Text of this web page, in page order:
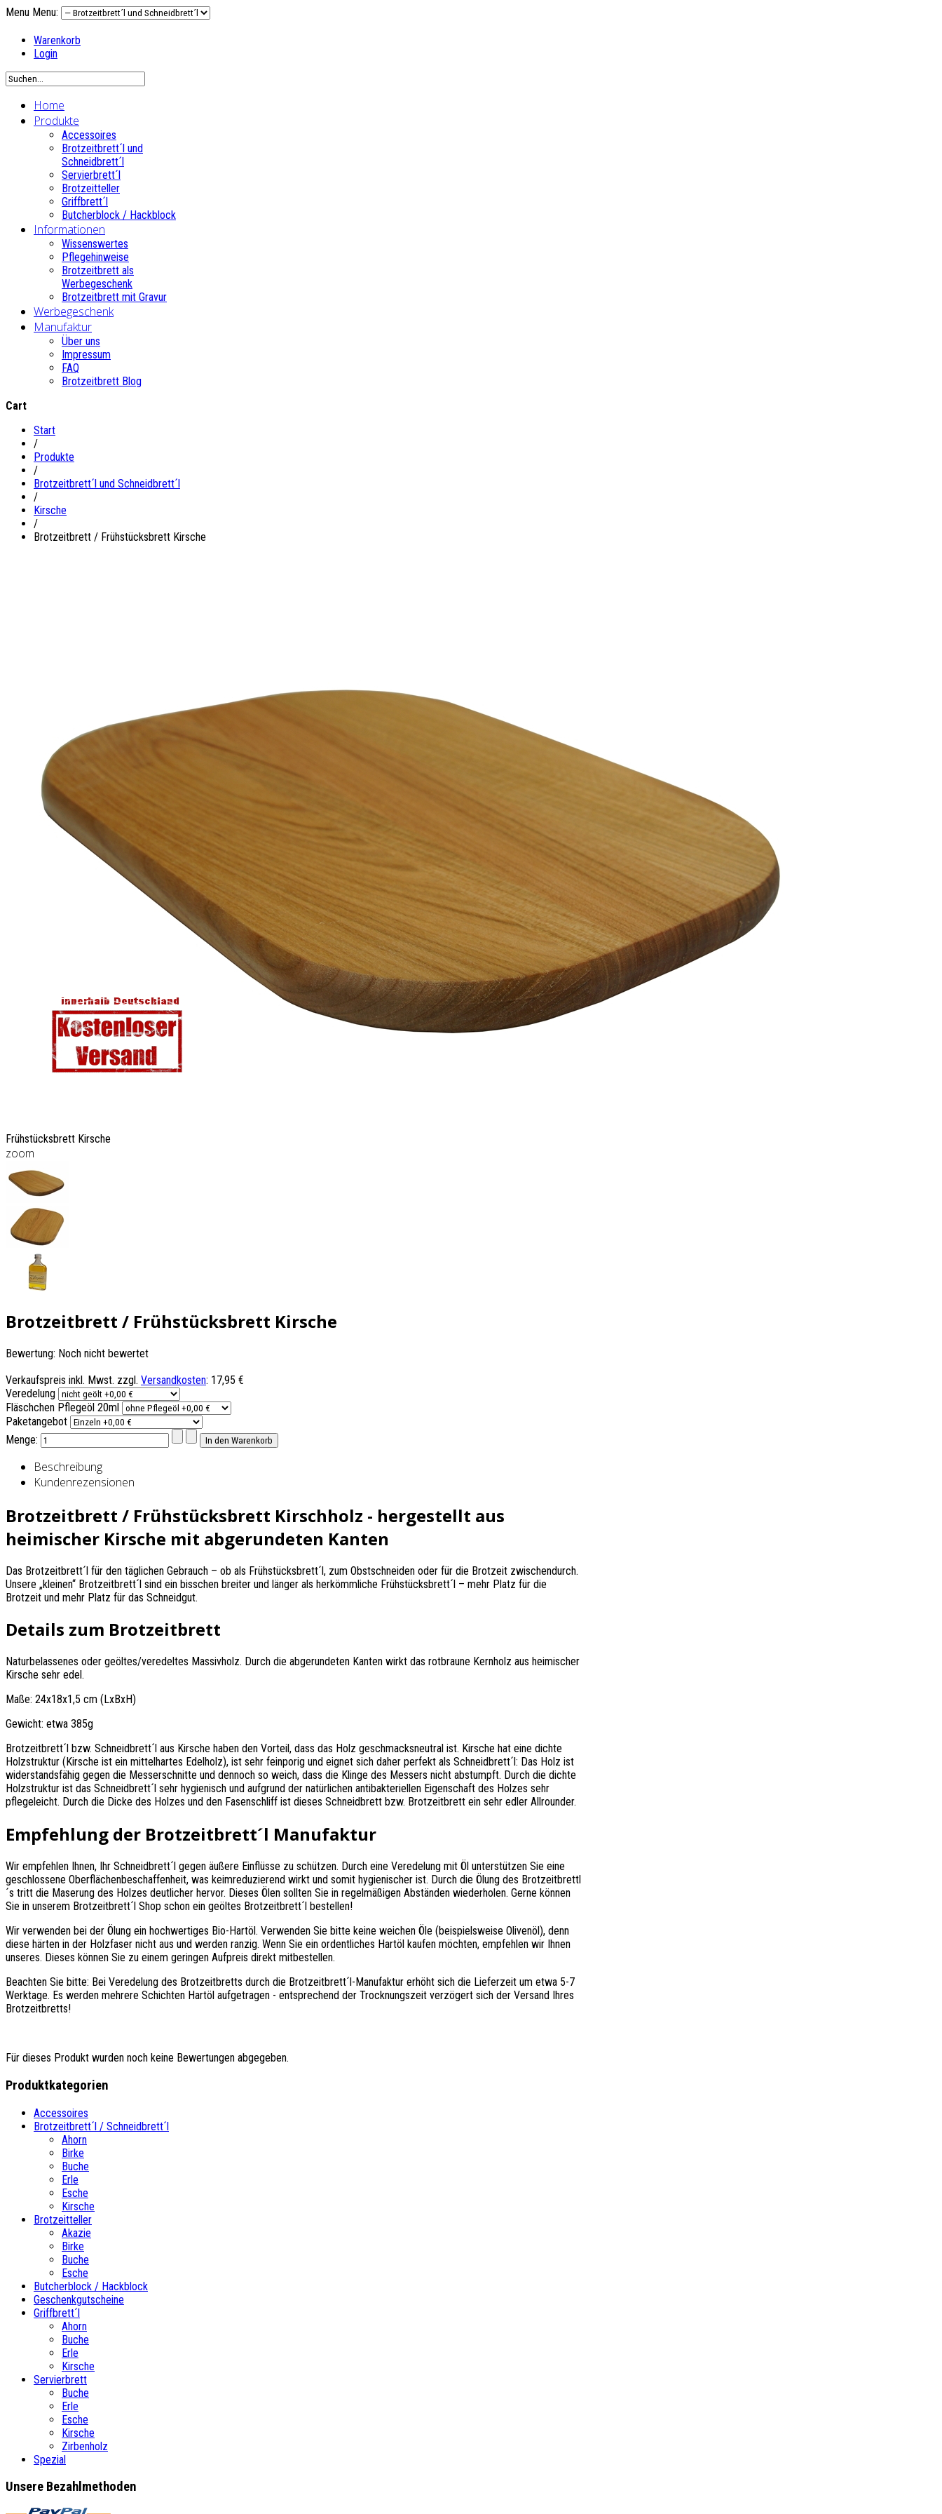
Menu Menu:
Warenkorb
Login
Home
Produkte
Accessoires
Brotzeitbrett´l und
Schneidbrett´l
Servierbrett´l
Brotzeitteller
Griffbrett´l
Butcherblock / Hackblock
Informationen
Wissenswertes
Pflegehinweise
Brotzeitbrett als
Werbegeschenk
Brotzeitbrett mit Gravur
Werbegeschenk
Manufaktur
Über uns
Impressum
FAQ
Brotzeitbrett Blog
Cart
Start
/
Produkte
/
Brotzeitbrett´l und Schneidbrett´l
/
Kirsche
/
Brotzeitbrett / Frühstücksbrett Kirsche
Frühstücksbrett Kirsche
zoom
Brotzeitbrett / Frühstücksbrett Kirsche
Bewertung: Noch nicht bewertet
Verkaufspreis inkl. Mwst. zzgl. Versandkosten: 17,95 €
Veredelung
Fläschchen Pflegeöl 20ml
Paketangebot
Menge:
Beschreibung
Kundenrezensionen
Brotzeitbrett / Frühstücksbrett Kirschholz - hergestellt aus
heimischer Kirsche mit abgerundeten Kanten
Das Brotzeitbrett´l für den täglichen Gebrauch – ob als Frühstücksbrett´l, zum Obstschneiden oder für die Brotzeit zwischendurch.
Unsere „kleinen“ Brotzeitbrett´l sind ein bisschen breiter und länger als herkömmliche Frühstücksbrett´l – mehr Platz für die
Brotzeit und mehr Platz für das Schneidgut.
Details zum Brotzeitbrett
Naturbelassenes oder geöltes/veredeltes Massivholz. Durch die abgerundeten Kanten wirkt das rotbraune Kernholz aus heimischer
Kirsche sehr edel.
Maße: 24x18x1,5 cm (LxBxH)
Gewicht: etwa 385g
Brotzeitbrett´l bzw. Schneidbrett´l aus Kirsche haben den Vorteil, dass das Holz geschmacksneutral ist. Kirsche hat eine dichte
Holzstruktur (Kirsche ist ein mittelhartes Edelholz), ist sehr feinporig und eignet sich daher perfekt als Schneidbrett´l: Das Holz ist
widerstandsfähig gegen die Messerschnitte und dennoch so weich, dass die Klinge des Messers nicht abstumpft. Durch die dichte
Holzstruktur ist das Schneidbrett´l sehr hygienisch und aufgrund der natürlichen antibakteriellen Eigenschaft des Holzes sehr
pflegeleicht. Durch die Dicke des Holzes und den Fasenschliff ist dieses Schneidbrett bzw. Brotzeitbrett ein sehr edler Allrounder.
Empfehlung der Brotzeitbrett´l Manufaktur
Wir empfehlen Ihnen, Ihr Schneidbrett´l gegen äußere Einflüsse zu schützen. Durch eine Veredelung mit Öl unterstützen Sie eine
geschlossene Oberflächenbeschaffenheit, was keimreduzierend wirkt und somit hygienischer ist. Durch die Ölung des Brotzeitbrettl
´s tritt die Maserung des Holzes deutlicher hervor. Dieses Ölen sollten Sie in regelmäßigen Abständen wiederholen. Gerne können
Sie in unserem Brotzeitbrett´l Shop schon ein geöltes Brotzeitbrett´l bestellen!
Wir verwenden bei der Ölung ein hochwertiges Bio-Hartöl. Verwenden Sie bitte keine weichen Öle (beispielsweise Olivenöl), denn
diese härten in der Holzfaser nicht aus und werden ranzig. Wenn Sie ein ordentliches Hartöl kaufen möchten, empfehlen wir Ihnen
unseres. Dieses können Sie zu einem geringen Aufpreis direkt mitbestellen.
Beachten Sie bitte: Bei Veredelung des Brotzeitbretts durch die Brotzeitbrett´l-Manufaktur erhöht sich die Lieferzeit um etwa 5-7
Werktage. Es werden mehrere Schichten Hartöl aufgetragen - entsprechend der Trocknungszeit verzögert sich der Versand Ihres
Brotzeitbretts!
Für dieses Produkt wurden noch keine Bewertungen abgegeben.
Produktkategorien
Accessoires
Brotzeitbrett´l / Schneidbrett´l
Ahorn
Birke
Buche
Erle
Esche
Kirsche
Brotzeitteller
Akazie
Birke
Buche
Esche
Butcherblock / Hackblock
Geschenkgutscheine
Griffbrett´l
Ahorn
Buche
Erle
Kirsche
Servierbrett
Buche
Erle
Esche
Kirsche
Zirbenholz
Spezial
Unsere Bezahlmethoden